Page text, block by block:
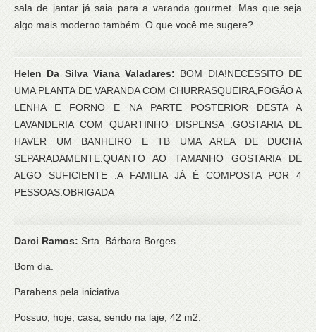
sala de jantar já saia para a varanda gourmet. Mas que seja
algo mais moderno também. O que você me sugere?
Helen Da Silva Viana Valadares: BOM DIA!NECESSITO DE
UMA PLANTA DE VARANDA COM CHURRASQUEIRA,FOGÃO A
LENHA E FORNO E NA PARTE POSTERIOR DESTA A
LAVANDERIA COM QUARTINHO DISPENSA .GOSTARIA DE
HAVER UM BANHEIRO E TB UMA AREA DE DUCHA
SEPARADAMENTE.QUANTO AO TAMANHO GOSTARIA DE
ALGO SUFICIENTE .A FAMILIA JÁ É COMPOSTA POR 4
PESSOAS.OBRIGADA
Darci Ramos: Srta. Bárbara Borges.
Bom dia.
Parabens pela iniciativa.
Possuo, hoje, casa, sendo na laje, 42 m2.